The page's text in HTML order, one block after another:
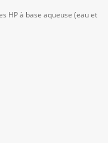
HP à base aqueuse (eau et